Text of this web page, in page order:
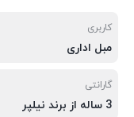
کاربری
مبل اداری
گارانتی
3 ساله از برند نیلپر